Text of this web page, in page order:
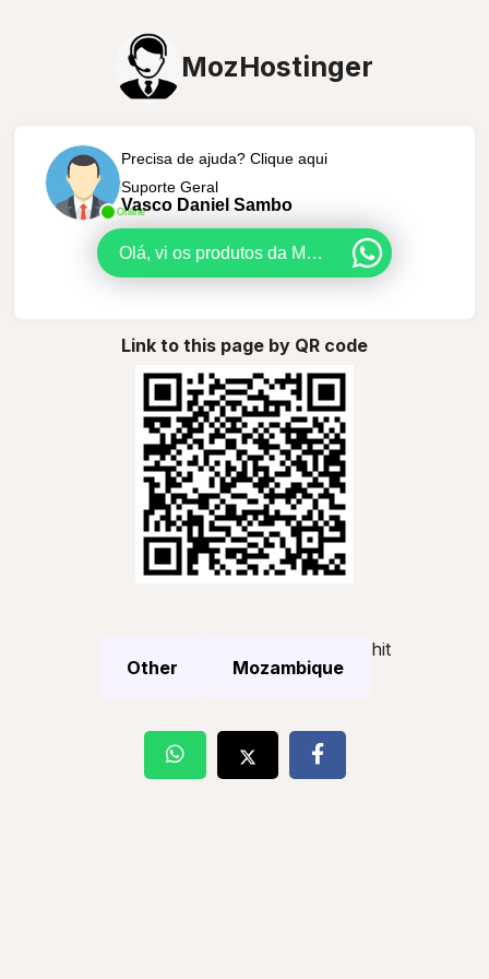
MozHostinger
Online
Precisa de ajuda? Clique aqui
Suporte Geral
Vasco Daniel Sambo
Olá, vi os produtos da MozHostinger e tenho uma dúvida.
Link to this page by QR code
Other Mozambique
hit